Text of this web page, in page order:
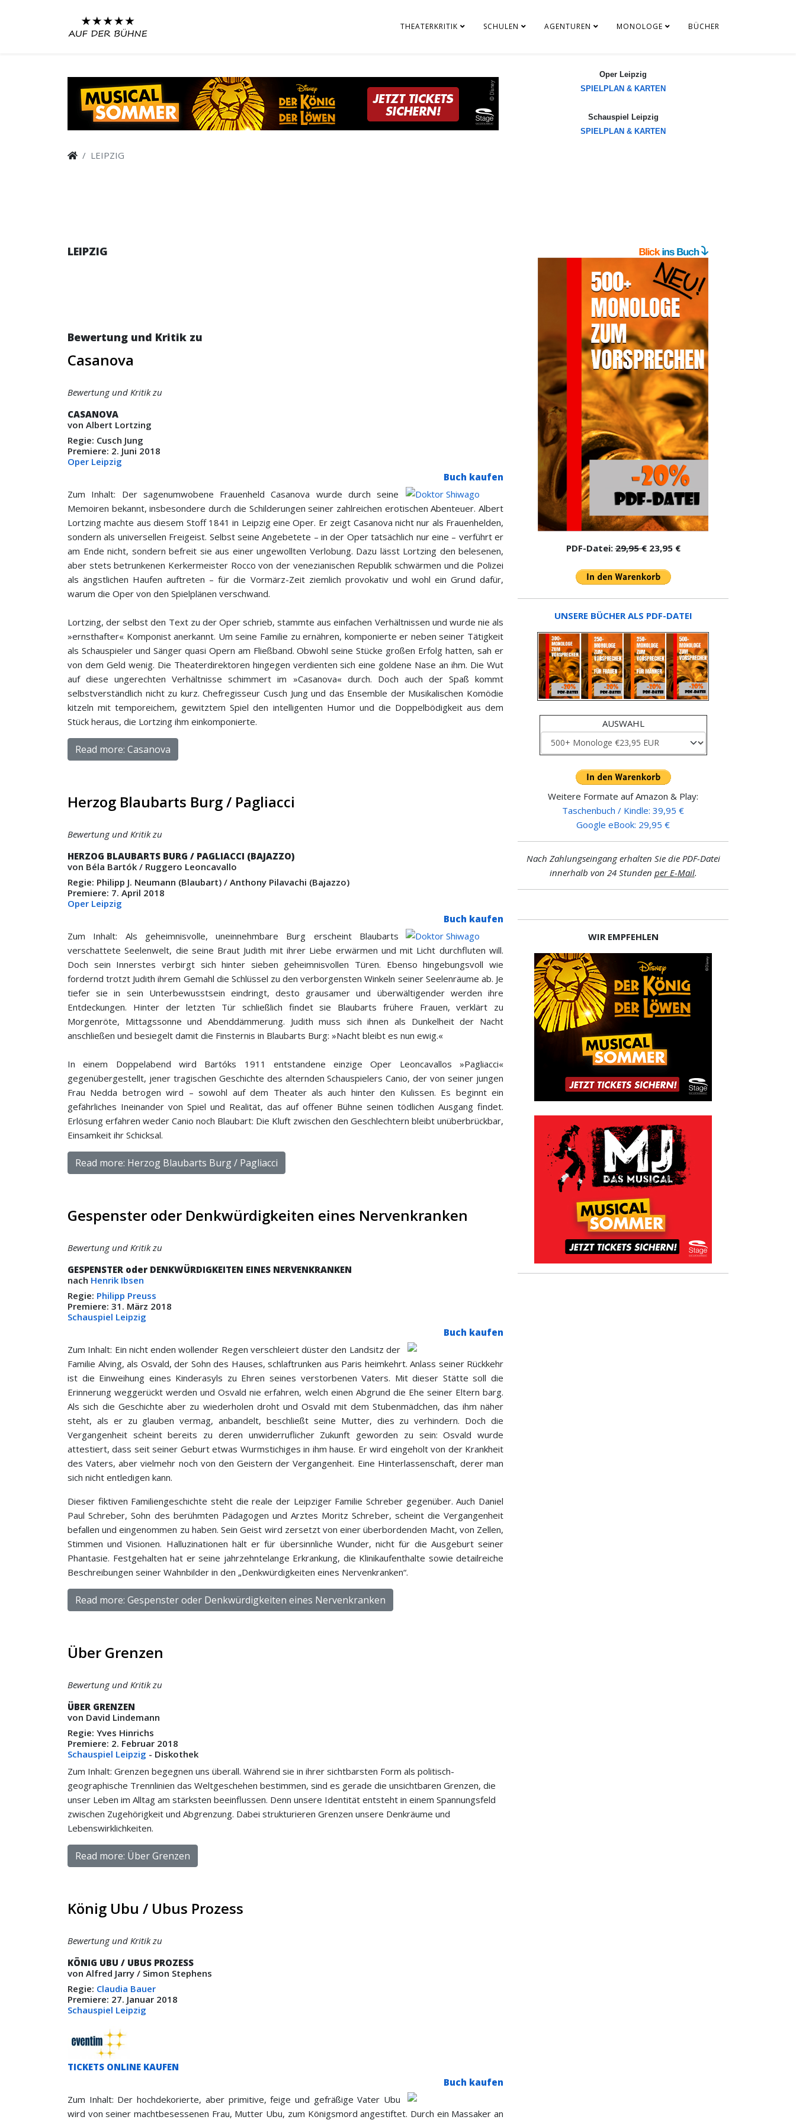
THEATERKRITIK SCHULEN AGENTUREN MONOLOGE BÜCHER
Oper Leipzig
SPIELPLAN & KARTEN
Schauspiel Leipzig
SPIELPLAN & KARTEN
LEIPZIG
LEIPZIG
Bewertung und Kritik zu
Casanova
Bewertung und Kritik zu
CASANOVA
von Albert Lortzing
Regie: Cusch Jung
Premiere: 2. Juni 2018
Oper Leipzig
Buch kaufen
Zum Inhalt: Der sagenumwobene Frauenheld Casanova wurde durch seine
Memoiren bekannt, insbesondere durch die Schilderungen seiner zahlreichen erotischen Abenteuer. Albert
Lortzing machte aus diesem Stoff 1841 in Leipzig eine Oper. Er zeigt Casanova nicht nur als Frauenhelden,
sondern als universellen Freigeist. Selbst seine Angebetete – in der Oper tatsächlich nur eine – verführt er
am Ende nicht, sondern befreit sie aus einer ungewollten Verlobung. Dazu lässt Lortzing den belesenen,
aber stets betrunkenen Kerkermeister Rocco von der venezianischen Republik schwärmen und die Polizei
als ängstlichen Haufen auftreten – für die Vormärz-Zeit ziemlich provokativ und wohl ein Grund dafür,
warum die Oper von den Spielplänen verschwand.
Lortzing, der selbst den Text zu der Oper schrieb, stammte aus einfachen Verhältnissen und wurde nie als
»ernsthafter« Komponist anerkannt. Um seine Familie zu ernähren, komponierte er neben seiner Tätigkeit
als Schauspieler und Sänger quasi Opern am Fließband. Obwohl seine Stücke großen Erfolg hatten, sah er
von dem Geld wenig. Die Theaterdirektoren hingegen verdienten sich eine goldene Nase an ihm. Die Wut
auf diese ungerechten Verhältnisse schimmert im »Casanova« durch. Doch auch der Spaß kommt
selbstverständlich nicht zu kurz. Chefregisseur Cusch Jung und das Ensemble der Musikalischen Komödie
kitzeln mit temporeichem, gewitztem Spiel den intelligenten Humor und die Doppelbödigkeit aus dem
Stück heraus, die Lortzing ihm einkomponierte.
Read more: Casanova
Herzog Blaubarts Burg / Pagliacci
Bewertung und Kritik zu
HERZOG BLAUBARTS BURG / PAGLIACCI (BAJAZZO)
von Béla Bartók / Ruggero Leoncavallo
Regie: Philipp J. Neumann (Blaubart) / Anthony Pilavachi (Bajazzo)
Premiere: 7. April 2018
Oper Leipzig
Buch kaufen
Zum Inhalt: Als geheimnisvolle, uneinnehmbare Burg erscheint Blaubarts
verschattete Seelenwelt, die seine Braut ­Judith mit ihrer Liebe erwärmen und mit Licht durchfluten will.
Doch sein Innerstes verbirgt sich hinter sieben geheimnisvollen Türen. Ebenso hingebungsvoll wie
fordernd trotzt Judith ihrem Gemahl die Schlüssel zu den ­verborgensten Winkeln seiner Seelenräume ab. Je
tiefer sie in sein Unterbewusstsein eindringt, desto grausamer und überwältigender werden ihre
Entdeckungen. ­Hinter der letzten Tür schließlich findet sie Blaubarts ­frühere Frauen, verklärt zu
Morgenröte, Mittags­sonne und Abenddämmerung. Judith muss sich ihnen als Dunkel­heit der Nacht
anschließen und besiegelt ­damit die Finsternis in Blaubarts Burg: »Nacht bleibt es nun ewig.«
In einem Doppelabend wird Bartóks 1911 ­entstandene einzige Oper Leoncavallos »Pagliacci«
gegenüberge­stellt, jener tragischen Geschichte des alternden Schau­spielers Canio, der von seiner jungen
Frau Nedda betrogen wird – sowohl auf dem Theater als auch ­hinter den Kulissen. Es beginnt ein
gefährliches Ineinander von Spiel und Realität, das auf offener Bühne seinen tödlichen Ausgang findet.
Erlösung erfahren weder Canio noch Blaubart: Die Kluft zwischen den Geschlechtern bleibt unüberbrückbar,
Einsamkeit ihr Schicksal.
Read more: Herzog Blaubarts Burg / Pagliacci
Gespenster oder Denkwürdigkeiten eines Nervenkranken
Bewertung und Kritik zu
GESPENSTER oder DENKWÜRDIGKEITEN EINES NERVENKRANKEN
nach Henrik Ibsen
Regie: Philipp Preuss
Premiere: 31. März 2018
Schauspiel Leipzig
Buch kaufen
Zum Inhalt: Ein nicht enden wollender Regen verschleiert düster den Landsitz der
Familie Alving, als Osvald, der Sohn des Hauses, schlaftrunken aus Paris heimkehrt. Anlass seiner Rückkehr
ist die Einweihung eines Kinderasyls zu Ehren seines verstorbenen Vaters. Mit dieser Stätte soll die
Erinnerung weggerückt werden und Osvald nie erfahren, welch einen Abgrund die Ehe seiner Eltern barg.
Als sich die Geschichte aber zu wiederholen droht und Osvald mit dem Stubenmädchen, das ihm näher
steht, als er zu glauben vermag, anbandelt, beschließt seine Mutter, dies zu verhindern. Doch die
Vergangenheit scheint bereits zu deren unwiderruflicher Zukunft geworden zu sein: Osvald wurde
attestiert, dass seit seiner Geburt etwas Wurmstichiges in ihm hause. Er wird eingeholt von der Krankheit
des Vaters, aber vielmehr noch von den Geistern der Vergangenheit. Eine Hinterlassenschaft, derer man
sich nicht entledigen kann.
Dieser fiktiven Familiengeschichte steht die reale der Leipziger Familie Schreber gegenüber. Auch Daniel
Paul Schreber, Sohn des berühmten Pädagogen und Arztes Moritz Schreber, scheint die Vergangenheit
befallen und eingenommen zu haben. Sein Geist wird zersetzt von einer überbordenden Macht, von Zellen,
Stimmen und Visionen. Halluzinationen hält er für übersinnliche Wunder, nicht für die Ausgeburt seiner
Phantasie. Festgehalten hat er seine jahrzehntelange Erkrankung, die Klinikaufenthalte sowie detailreiche
Beschreibungen seiner Wahnbilder in den „Denkwürdigkeiten eines Nervenkranken“.
Read more: Gespenster oder Denkwürdigkeiten eines Nervenkranken
Über Grenzen
Bewertung und Kritik zu
ÜBER GRENZEN
von David Lindemann
Regie: Yves Hinrichs
Premiere: 2. Februar 2018
Schauspiel Leipzig - Diskothek
Zum Inhalt: Grenzen begegnen uns überall. Während sie in ihrer sichtbarsten Form als politisch-
geographische Trennlinien das Weltgeschehen bestimmen, sind es gerade die unsichtbaren Grenzen, die
unser Leben im Alltag am stärksten beeinflussen. Denn unsere Identität entsteht in einem Spannungsfeld
zwischen Zugehörigkeit und Abgrenzung. Dabei strukturieren Grenzen unsere Denkräume und
Lebenswirklichkeiten.
Read more: Über Grenzen
König Ubu / Ubus Prozess
Bewertung und Kritik zu
KÖNIG UBU / UBUS PROZESS
von Alfred Jarry / Simon Stephens
Regie: Claudia Bauer
Premiere: 27. Januar 2018
Schauspiel Leipzig
TICKETS ONLINE KAUFEN
Buch kaufen
Zum Inhalt: Der hochdekorierte, aber primitive, feige und gefräßige Vater Ubu
wird von seiner machtbesessenen Frau, Mutter Ubu, zum Königsmord angestiftet. Durch ein Massaker an
PDF-Datei:29,95 €23,95 €
UNSERE BÜCHER ALS PDF-DATEI
AUSWAHL
Weitere Formate auf Amazon & Play:
Taschenbuch / Kindle: 39,95 €
Google eBook: 29,95 €
Nach Zahlungseingang erhalten Sie die PDF-Datei
innerhalb von 24 Stunden per E-Mail.
WIR EMPFEHLEN